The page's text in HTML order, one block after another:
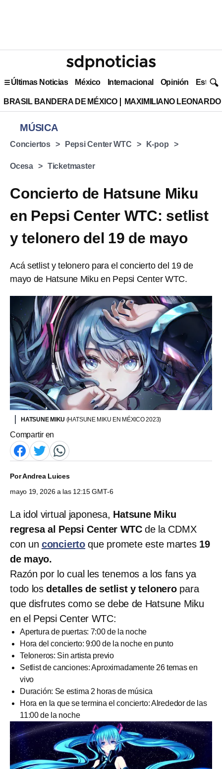
Últimas Noticias México Internacional Opinión Estilo
BRASIL BANDERA DE MÉXICO MAXIMILIANO
MÚSICA
Conciertos Pepsi Center WTC K-pop
Ocesa Ticketmaster
Concierto de Hatsune Miku
en Pepsi Center WTC: setlist
y telonero del 19 de mayo
Acá setlist y telonero para el concierto del 19 de
mayo de Hatsune Miku en Pepsi Center WTC.
HATSUNE MIKU (HATSUNE MIKU EN MÉXICO 2023)
Compartir en
PorAndrea Luices
mayo 19, 2026 a las 12:15 GMT-6
La idol virtual japonesa, Hatsune Miku
regresa al Pepsi Center WTC de la CDMX
con un concierto que promete este martes19
de mayo.
Razón por lo cual les tenemos a los fans ya
todo los detalles de setlist y telonero para
que disfrutes como se debe de Hatsune Miku
en el Pepsi Center WTC:
Apertura de puertas: 7:00 de la noche
Hora del concierto: 9:00 de la noche en punto
Teloneros: Sin artista previo
Setlist de canciones: Aproximadamente 26 temas en
vivo
Duración: Se estima 2 horas de música
Hora en la que se termina el concierto: Alrededor de las
11:00 de la noche